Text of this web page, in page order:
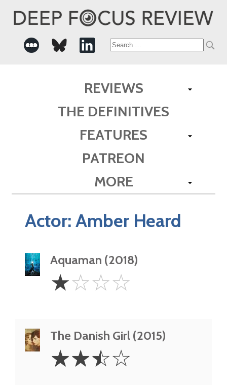
Search
REVIEWS
THE DEFINITIVES
FEATURES
PATREON
MORE
Actor:Amber Heard
Aquaman (2018)
Star
☆☆☆☆
The Danish Girl (2015)
2.5
Stars
☆☆☆☆